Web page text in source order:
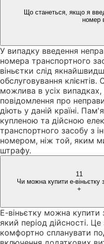
Що станеться, якщо я
номер
У випадку введення
номера транспортного
віньєтки слід
обслуговування
можлива в усіх
повідомлення про
діють у даній країні.
купленою та дійсною
транспортного засобу з
номером, ніж той, яким
штрафу.
11
Чи можна купити е-віньєтку
+
Е-віньєтку можна купити
який період дійсності.
комфортно спланувати